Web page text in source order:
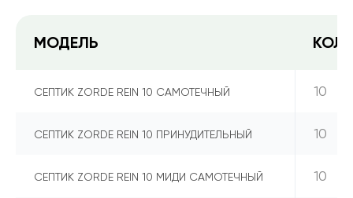
МОДЕЛЬ
СЕПТИК ZORDE REIN 10 САМОТЕЧНЫЙ 10
СЕПТИК ZORDE REIN 10 ПРИНУДИТЕЛЬНЫЙ 10
СЕПТИК ZORDE REIN 10 МИДИ САМОТЕЧНЫЙ 10